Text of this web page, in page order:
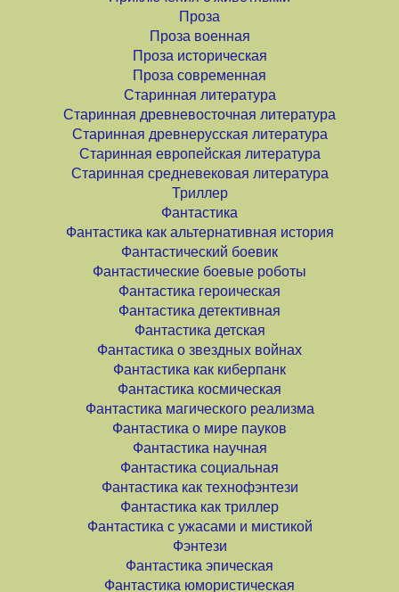
Проза
Проза военная
Проза историческая
Проза современная
Старинная литература
Старинная древневосточная литература
Старинная древнерусская литература
Старинная европейская литература
Старинная средневековая литература
Триллер
Фантастика
Фантастика как альтернативная история
Фантастический боевик
Фантастические боевые роботы
Фантастика героическая
Фантастика детективная
Фантастика детская
Фантастика о звездных войнах
Фантастика как киберпанк
Фантастика космическая
Фантастика магического реализма
Фантастика о мире пауков
Фантастика научная
Фантастика социальная
Фантастика как технофэнтези
Фантастика как триллер
Фантастика с ужасами и мистикой
Фэнтези
Фантастика эпическая
Фантастика юмористическая